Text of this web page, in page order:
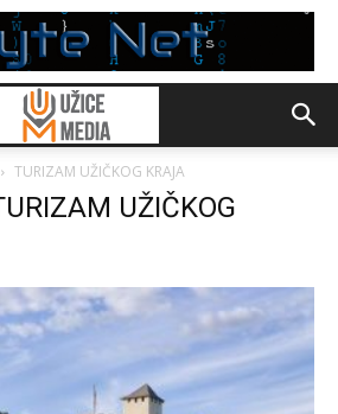
TURIZAM UŽIČKOG KRAJA
UŽIČKOG